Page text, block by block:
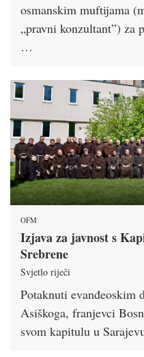
osmanskim muftijama
„pravni konzultant”) za
…
OFM
Izjava za javnost s
Srebrene
Svjetlo riječi
Potaknuti evanđeoskim
Asiškoga, franjevci
svom kapitulu u